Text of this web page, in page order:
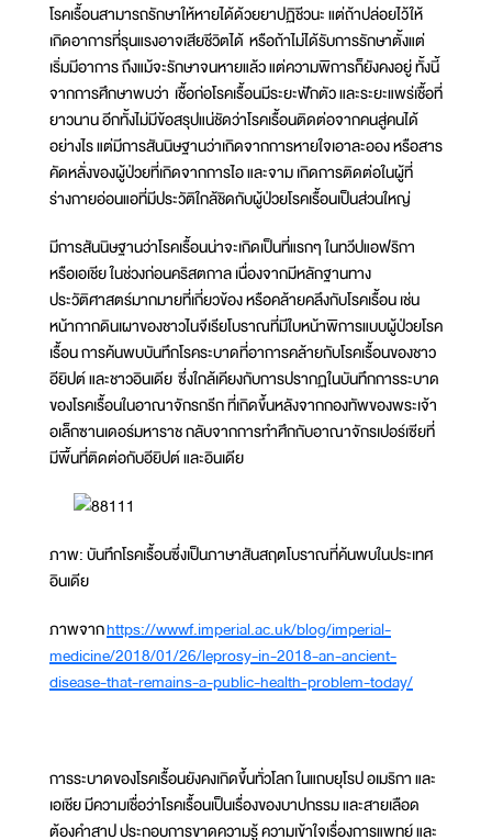
โรคเรื้อนสามารถรักษาให้หายได้ด้วยยาปฏิชีวนะ แต่ถ้าปล่อยไว้ให้
เกิดอาการที่รุนแรงอาจเสียชีวิตได้ หรือถ้าไม่ได้รับการรักษาตั้งแต่
เริ่มมีอาการ ถึงแม้จะรักษาจนหายแล้ว แต่ความพิการก็ยังคงอยู่ ทั้งนี้
จากการศึกษาพบว่า เชื้อก่อโรคเรื้อนมีระยะฟักตัว และระยะแพร่เชื้อที่
ยาวนาน อีกทั้งไม่มีข้อสรุปแน่ชัดว่าโรคเรื้อนติดต่อจากคนสู่คนได้
อย่างไร แต่มีการสันนิษฐานว่าเกิดจากการหายใจเอาละออง หรือสาร
คัดหลั่งของผู้ป่วยที่เกิดจากการไอ และจาม เกิดการติดต่อในผู้ที่
ร่างกายอ่อนแอที่มีประวัติใกล้ชิดกับผู้ป่วยโรคเรื้อนเป็นส่วนใหญ่
มีการสันนิษฐานว่าโรคเรื้อนน่าจะเกิดเป็นที่แรกๆ ในทวีปแอฟริกา
หรือเอเชีย ในช่วงก่อนคริสตกาล เนื่องจากมีหลักฐานทาง
ประวัติศาสตร์มากมายที่เกี่ยวข้อง หรือคล้ายคลึงกับโรคเรื้อน เช่น
หน้ากากดินเผาของชาวไนจีเรียโบราณที่มีใบหน้าพิการแบบผู้ป่วยโรค
เรื้อน การค้นพบบันทึกโรคระบาดที่อาการคล้ายกับโรคเรื้อนของชาว
อียิปต์ และชาวอินเดีย ซึ่งใกล้เคียงกับการปรากฏในบันทึกการระบาด
ของโรคเรื้อนในอาณาจักรกรีก ที่เกิดขึ้นหลังจากกองทัพของพระเจ้า
อเล็กซานเดอร์มหาราช กลับจากการทำศึกกับอาณาจักรเปอร์เซียที่
มีพื้นที่ติดต่อกับอียิปต์ และอินเดีย
ภาพ: บันทึกโรคเรื้อนซึ่งเป็นภาษาสันสฤตโบราณที่ค้นพบในประเทศ
อินเดีย
ภาพจากhttps://wwwf.imperial.ac.uk/blog/imperial-
medicine/2018/01/26/leprosy-in-2018-an-ancient-
disease-that-remains-a-public-health-problem-today/
การระบาดของโรคเรื้อนยังคงเกิดขึ้นทั่วโลก ในแถบยุโรป อเมริกา และ
เอเชีย มีความเชื่อว่าโรคเรื้อนเป็นเรื่องของบาปกรรม และสายเลือด
ต้องคำสาป ประกอบการขาดความรู้ ความเข้าใจเรื่องการแพทย์ และ